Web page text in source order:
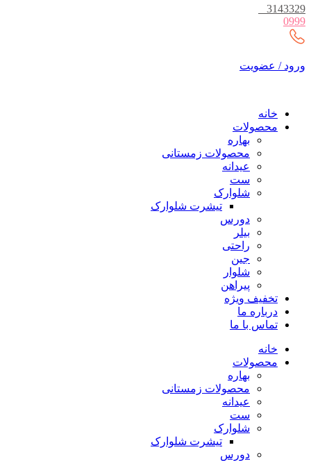
3143329
0999
ورود / عضویت
خانه
محصولات
بهاره
محصولات زمستانی
عیدانه
ست
شلوارک
تیشرت شلوارک
دورس
بیلر
راحتی
جین
شلوار
پیراهن
تخفیف ویژه
درباره ما
تماس با ما
خانه
محصولات
بهاره
محصولات زمستانی
عیدانه
ست
شلوارک
تیشرت شلوارک
دورس